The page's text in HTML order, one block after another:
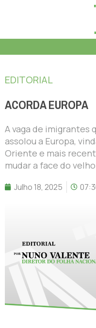
EDITORIAL
ACORDA EUROPA
A vaga de imigrantes
assolou a Europa,
Oriente e mais
mudar a face do
Julho 18, 2025